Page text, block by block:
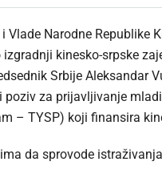
Narodne Republike
kinesko-srpske
Srbije Aleksandar
za prijavljivanje
– TYSP) koji finansira
da sprovode